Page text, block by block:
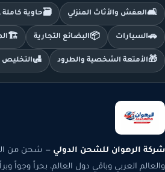
🛋️العفش والأثاث المنزلي 🗃️حاوية كاملة FCL
🚗السيارات 📦البضائع التجارية 🏗️
🎁الأمتعة الشخصية والطرود 🛃التخليص
شركة الرهوان للشحن الدولي — شحن من
والعالم العربي وباقي دول العالم، بحراً وجواً